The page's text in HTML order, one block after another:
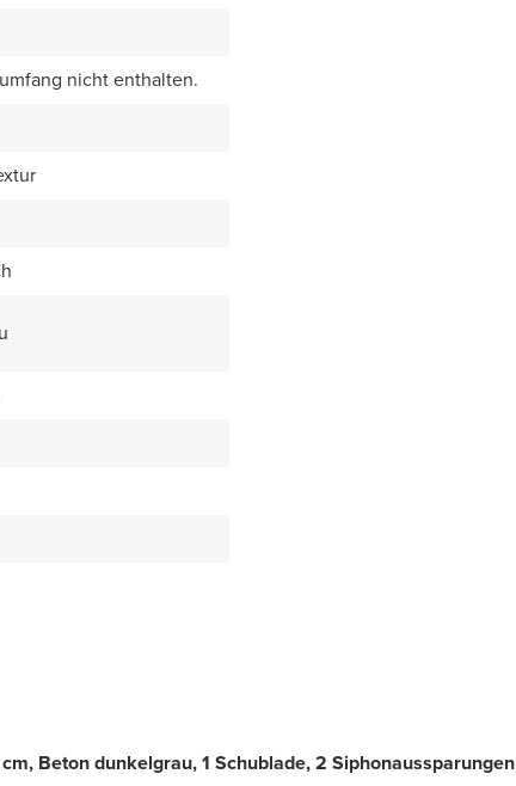
nicht enthalten.
Beton dunkelgrau, 1 Schublade, 2 Siphonaussparungen